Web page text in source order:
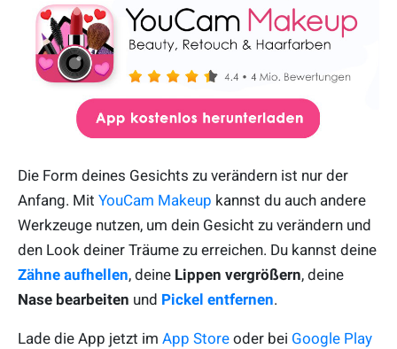
Die Form deines Gesichts zu verändern ist nur der
Anfang. Mit YouCam Makeup kannst du auch andere
Werkzeuge nutzen, um dein Gesicht zu verändern und
den Look deiner Träume zu erreichen. Du kannst deine
Zähne aufhellen, deine Lippen vergrößern, deine
Nase bearbeiten und Pickel entfernen.
Lade die App jetzt im App Store oder bei Google Play